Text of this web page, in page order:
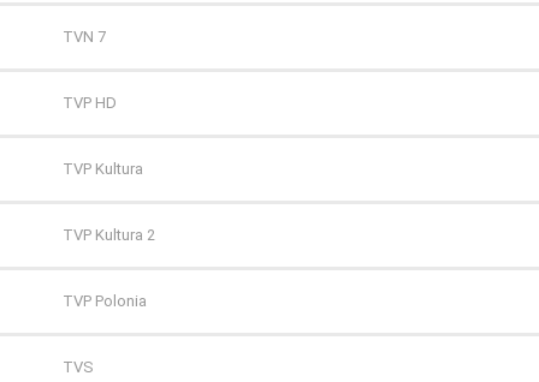
TVN 7
TVP HD
TVP Kultura
TVP Kultura 2
TVP Polonia
TVS